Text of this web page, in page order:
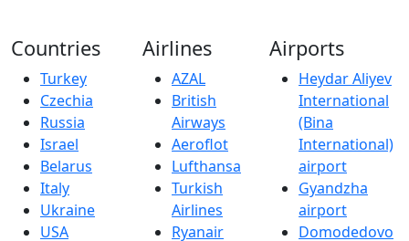
Countries
Turkey
Czechia
Russia
Israel
Belarus
Italy
Ukraine
USA
Airlines
AZAL
British
Airways
Aeroflot
Lufthansa
Turkish
Airlines
Ryanair
Airports
Heydar Aliyev
International
(Bina
International)
airport
Gyandzha
airport
Domodedovo